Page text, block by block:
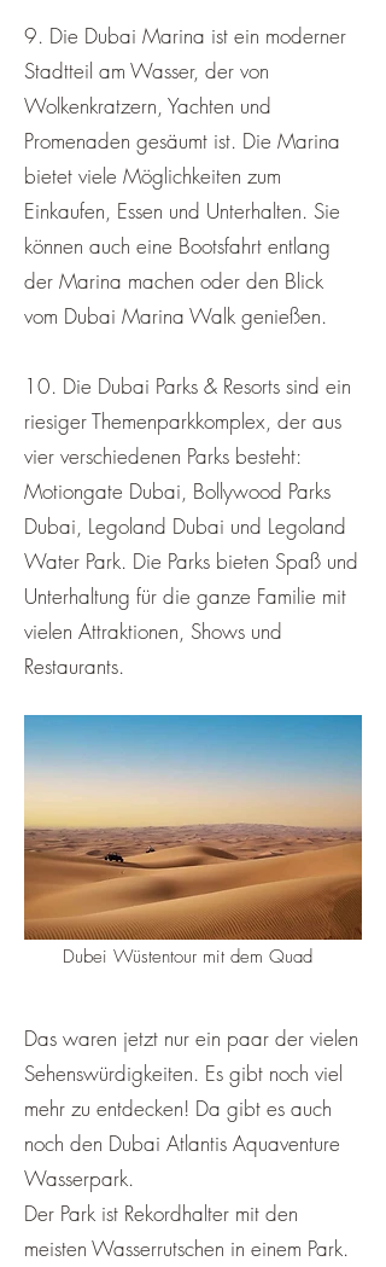
9. Die Dubai Marina ist ein moderner
Stadtteil am Wasser, der von
Wolkenkratzern, Yachten und
Promenaden gesäumt ist. Die Marina
bietet viele Möglichkeiten zum
Einkaufen, Essen und Unterhalten. Sie
können auch eine Bootsfahrt entlang
der Marina machen oder den Blick
vom Dubai Marina Walk genießen.
10. Die Dubai Parks & Resorts sind ein
riesiger Themenparkkomplex, der aus
vier verschiedenen Parks besteht:
Motiongate Dubai, Bollywood Parks
Dubai, Legoland Dubai und Legoland
Water Park. Die Parks bieten Spaß und
Unterhaltung für die ganze Familie mit
vielen Attraktionen, Shows und
Restaurants.
Dubei Wüstentour mit dem Quad
Das waren jetzt nur ein paar der vielen
Sehenswürdigkeiten. Es gibt noch viel
mehr zu entdecken! Da gibt es auch
noch den Dubai Atlantis Aquaventure
Wasserpark.
Der Park ist Rekordhalter mit den
meisten Wasserrutschen in einem Park.